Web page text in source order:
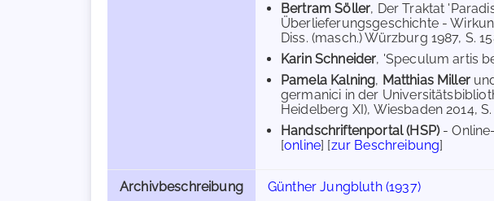
Bertram Söller, Der Traktat
Überlieferungsgeschichte -
Diss. (masch.) Würzburg 1987, S.
Karin Schneider, 'Speculum artis
Pamela Kalning, Matthias Miller
germanici in der
Heidelberg XI), Wiesbaden 2014, S.
Handschriftenportal (HSP)-
[online] [zur Beschreibung]
Archivbeschreibung Günther Jungbluth (1937)